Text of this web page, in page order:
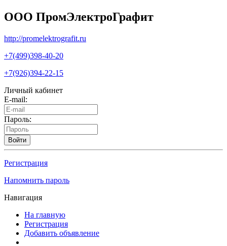
ООО ПромЭлектроГрафит
http://promelektrografit.ru
+7(499)398-40-20
+7(926)394-22-15
Личный кабинет
E-mail:
Пароль:
Войти
Регистрация
Напомнить пароль
Навигация
На главную
Регистрация
Добавить объявление